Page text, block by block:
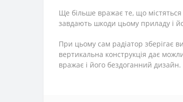
Ще більше вражає те, що
завдають шкоди цьому приладу і
При цьому сам радіатор зберігає
вертикальна конструкція дає
вражає і його бездоганний